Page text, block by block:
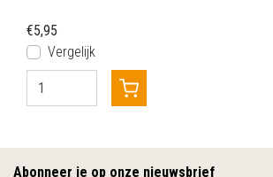
€5,95
Vergelijk
Abonneer je op onze nieuwsbrief